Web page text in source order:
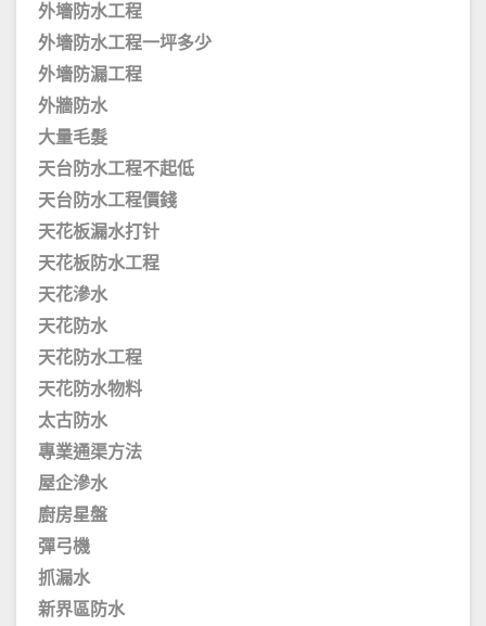
外墻防水工程
外墻防水工程一坪多少
外墻防漏工程
外牆防水
大量毛髮
天台防水工程不起低
天台防水工程價錢
天花板漏水打针
天花板防水工程
天花滲水
天花防水
天花防水工程
天花防水物料
太古防水
專業通渠方法
屋企滲水
廚房星盤
彈弓機
抓漏水
新界區防水